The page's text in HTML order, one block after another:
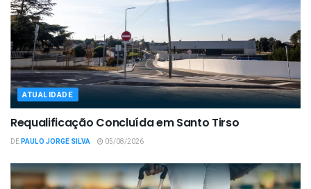
ATUALIDADE
Requalificação Concluída em Santo Tirso
DEPAULO JORGE SILVA 05/08/2026